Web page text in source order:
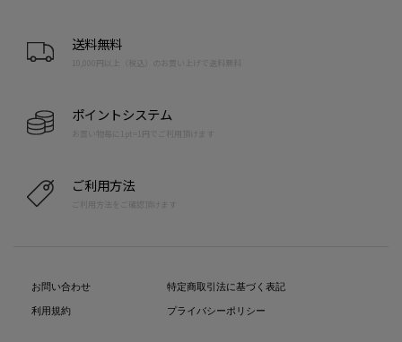
送料無料
10,000円以上（税込）のお買い上げで送料無料
ポイントシステム
お買い物毎に1pt=1円でご利用頂けます
ご利用方法
ご利用方法をご確認頂けます
お問い合わせ
利用規約
特定商取引法に基づく表記
プライバシーポリシー